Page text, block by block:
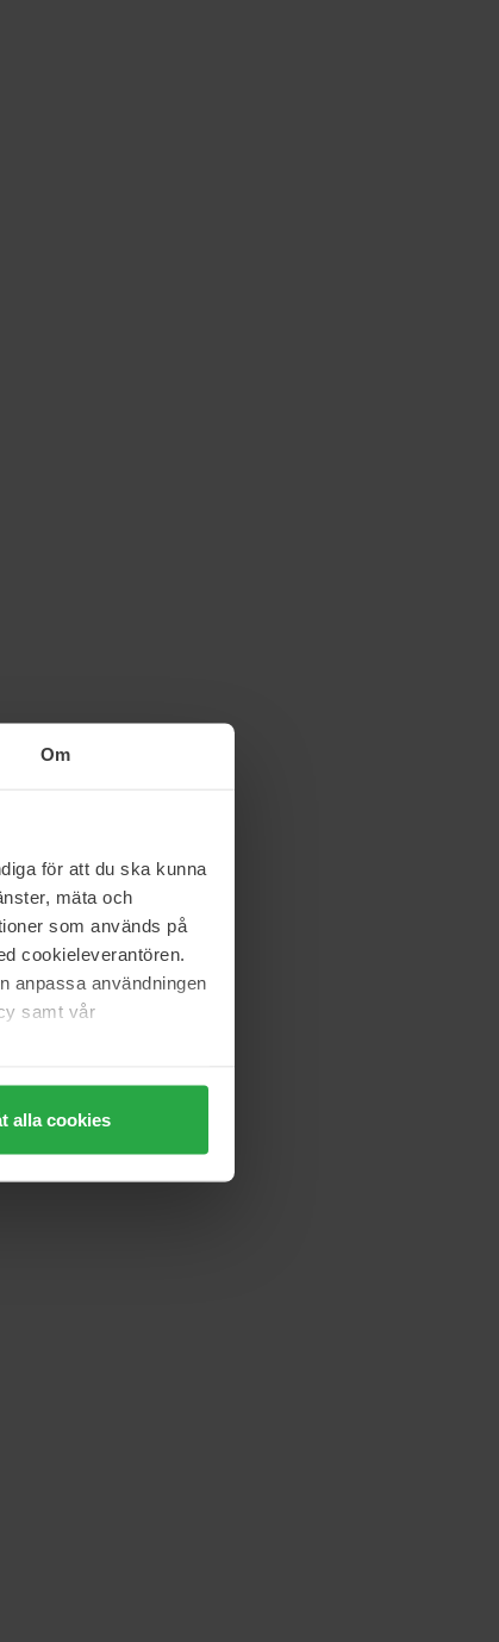
Om
för att du ska kunna
mäta och
som används på
cookieleverantören.
anpassa användningen
samt vår
alla cookies